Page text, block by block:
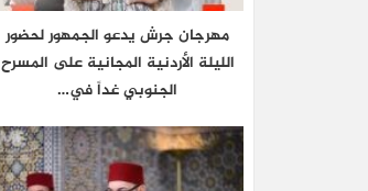
مهرجان جرش يدعو الجمهور لحضور
الليلة الأردنية المجانية على المسرح
الجنوبي غداً في…